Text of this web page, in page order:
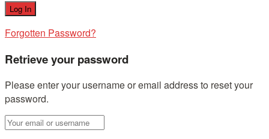
Forgotten Password?
Retrieve your password
Please enter your username or email address to reset your
password.